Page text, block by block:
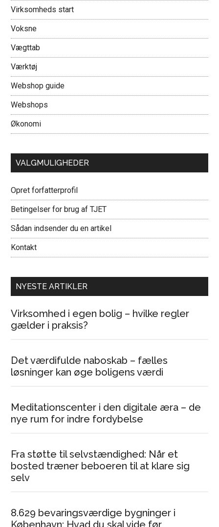
Virksomheds start
Voksne
Vægttab
Værktøj
Webshop guide
Webshops
Økonomi
VALGMULIGHEDER
Opret forfatterprofil
Betingelser for brug af TJET
Sådan indsender du en artikel
Kontakt
NYESTE ARTIKLER
Virksomhed i egen bolig – hvilke regler
gælder i praksis?
Det værdifulde naboskab – fælles
løsninger kan øge boligens værdi
Meditationscenter i den digitale æra – de
nye rum for indre fordybelse
Fra støtte til selvstændighed: Når et
bosted træner beboeren til at klare sig
selv
8.629 bevaringsværdige bygninger i
København: Hvad du skal vide før